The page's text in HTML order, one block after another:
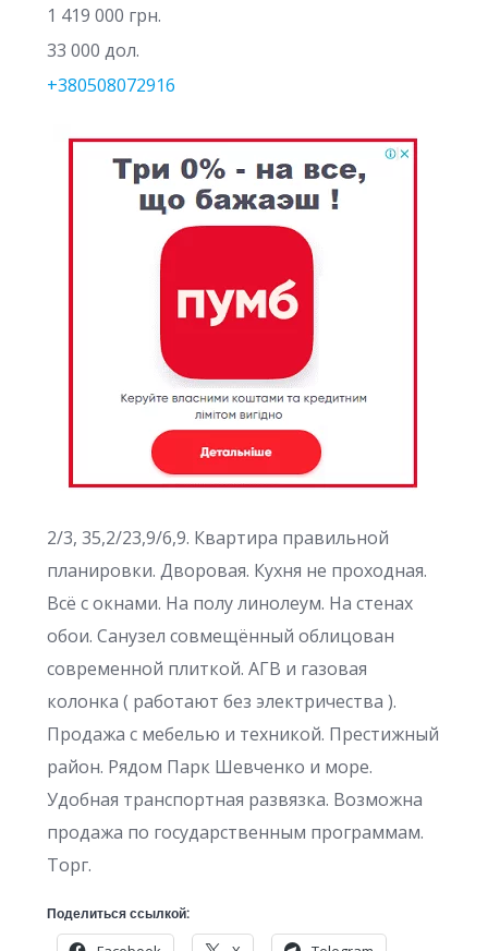
1 419 000 грн.
33 000 дол.
+380508072916
2/3, 35,2/23,9/6,9. Квартира правильной
планировки. Дворовая. Кухня не проходная.
Всё с окнами. На полу линолеум. На стенах
обои. Санузел совмещённый облицован
современной плиткой. АГВ и газовая
колонка ( работают без электричества ).
Продажа с мебелью и техникой. Престижный
район. Рядом Парк Шевченко и море.
Удобная транспортная развязка. Возможна
продажа по государственным программам.
Торг.
Поделиться ссылкой: